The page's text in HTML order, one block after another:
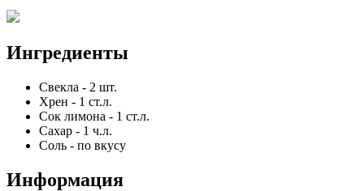
Ингредиенты
Свекла - 2 шт.
Хрен - 1 ст.л.
Сок лимона - 1 ст.л.
Сахар - 1 ч.л.
Соль - по вкусу
Информация